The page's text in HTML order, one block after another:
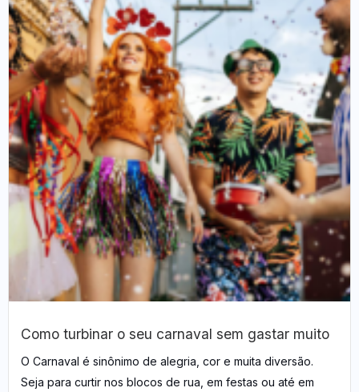
Como turbinar o seu carnaval sem gastar muito​
O Carnaval é sinônimo de alegria, cor e muita diversão.
Seja para curtir nos blocos de rua, em festas ou até em